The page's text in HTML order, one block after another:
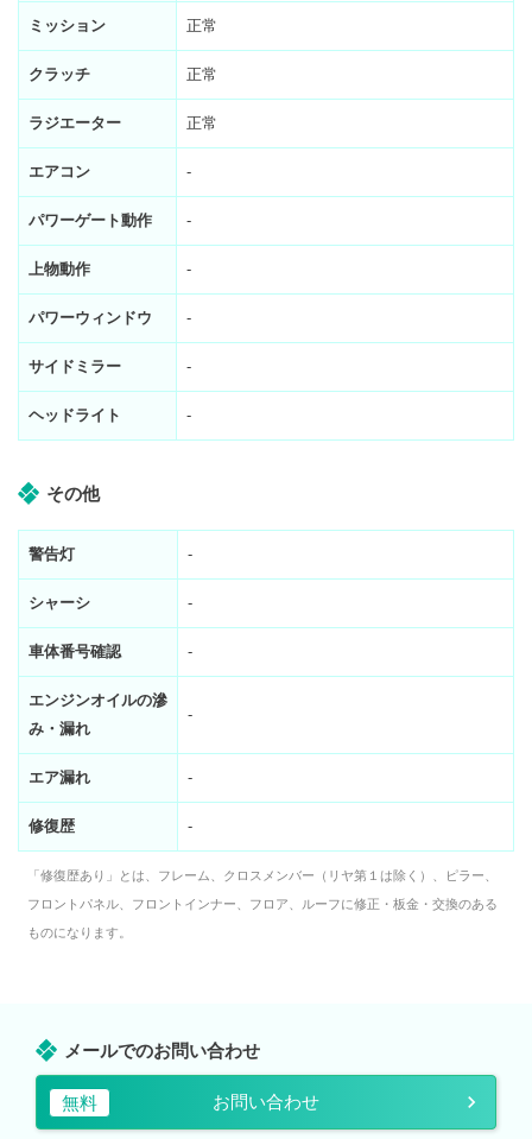
ミッション 正常
クラッチ 正常
ラジエーター 正常
エアコン -
パワーゲート動作 -
上物動作 -
パワーウィンドウ -
サイドミラー -
ヘッドライト -
その他
警告灯 -
シャーシ -
車体番号確認 -
エンジンオイルの滲
み・漏れ
-
エア漏れ -
修復歴 -
「修復歴あり」とは、フレーム、クロスメンバー（リヤ第１は除く）、ピラー、
フロントパネル、フロントインナー、フロア、ルーフに修正・板金・交換のある
ものになります。
メールでのお問い合わせ
無料 お問い合わせ